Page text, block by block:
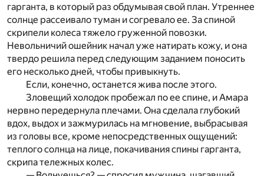
гарганта, в который раз обдумывая свой план. Утреннее
солнце рассеивало туман и согревало ее. За спиной
скрипели колеса тяжело груженной повозки.
Невольничий ошейник начал уже натирать кожу, и она
твердо решила перед следующим заданием поносить
его несколько дней, чтобы привыкнуть.
Если, конечно, останется жива после этого.
Зловещий холодок пробежал по ее спине, и Амара
нерв­но передернула плечами. Она сделала глубокий
вдох, выдох и зажмурилась на мгновение, выбрасывая
из головы все, кроме непосредственных ощущений:
теплого солнца на лице, покачивания спины гарганта,
скрипа тележных колес.